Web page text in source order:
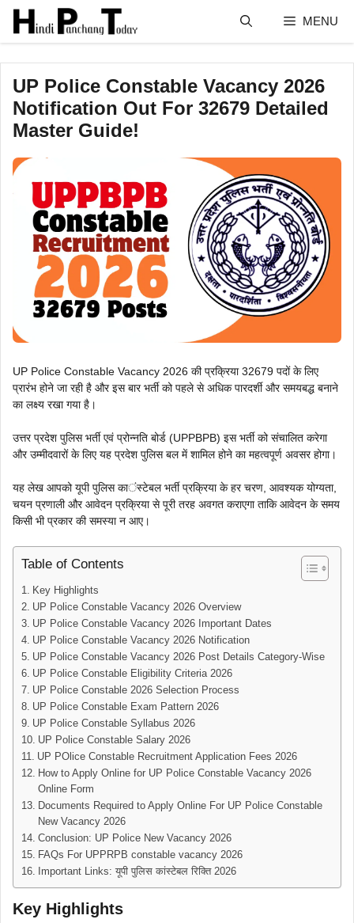
Skip
content
MENU
UP Police Constable Vacancy 2026
Notification Out For 32679 Detailed
Master Guide!
UP Police Constable Vacancy 2026 की प्रक्रिया 32679 पदों के लिए
प्रारंभ होने जा रही है और इस बार भर्ती को पहले से अधिक पारदर्शी और समयबद्ध बनाने
का लक्ष्य रखा गया है।
उत्तर प्रदेश पुलिस भर्ती एवं प्रोन्नति बोर्ड (UPPBPB) इस भर्ती को संचालित करेगा
और उम्मीदवारों के लिए यह प्रदेश पुलिस बल में शामिल होने का महत्वपूर्ण अवसर होगा।
यह लेख आपको यूपी पुलिस कांस्टेबल भर्ती प्रक्रिया के हर चरण, आवश्यक योग्यता,
चयन प्रणाली और आवेदन प्रक्रिया से पूरी तरह अवगत कराएगा ताकि आवेदन के समय
किसी भी प्रकार की समस्या न आए।
Table of Contents
Key Highlights
UP Police Constable Vacancy 2026 Overview
UP Police Constable Vacancy 2026 Important Dates
UP Police Constable Vacancy 2026 Notification
UP Police Constable Vacancy 2026 Post Details Category-Wise
UP Police Constable Eligibility Criteria 2026
UP Police Constable 2026 Selection Process
UP Police Constable Exam Pattern 2026
UP Police Constable Syllabus 2026
UP Police Constable Salary 2026
UP POlice Constable Recruitment Application Fees 2026
How to Apply Online for UP Police Constable Vacancy 2026
Online Form
Documents Required to Apply Online For UP Police Constable
New Vacancy 2026
Conclusion: UP Police New Vacancy 2026
FAQs For UPPRPB constable vacancy 2026
Important Links: यूपी पुलिस कांस्टेबल रिक्ति 2026
Key Highlights